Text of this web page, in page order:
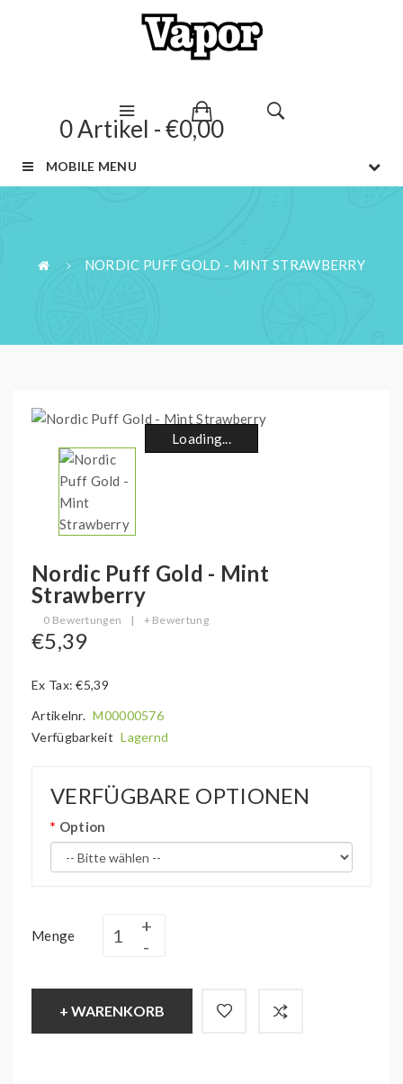
0 Artikel - €0,00
MOBILE MENU
NORDIC PUFF GOLD - MINT STRAWBERRY
Loading...
Loading...
Loading...
Loading...
Loading...
Loading...
Loading...
Loading...
Nordic Puff Gold - Mint
Strawberry
0 Bewertungen | + Bewertung
€5,39
Ex Tax: €5,39
Artikelnr. M00000576
Verfügbarkeit Lagernd
VERFÜGBARE OPTIONEN
Option
Menge
+ WARENKORB